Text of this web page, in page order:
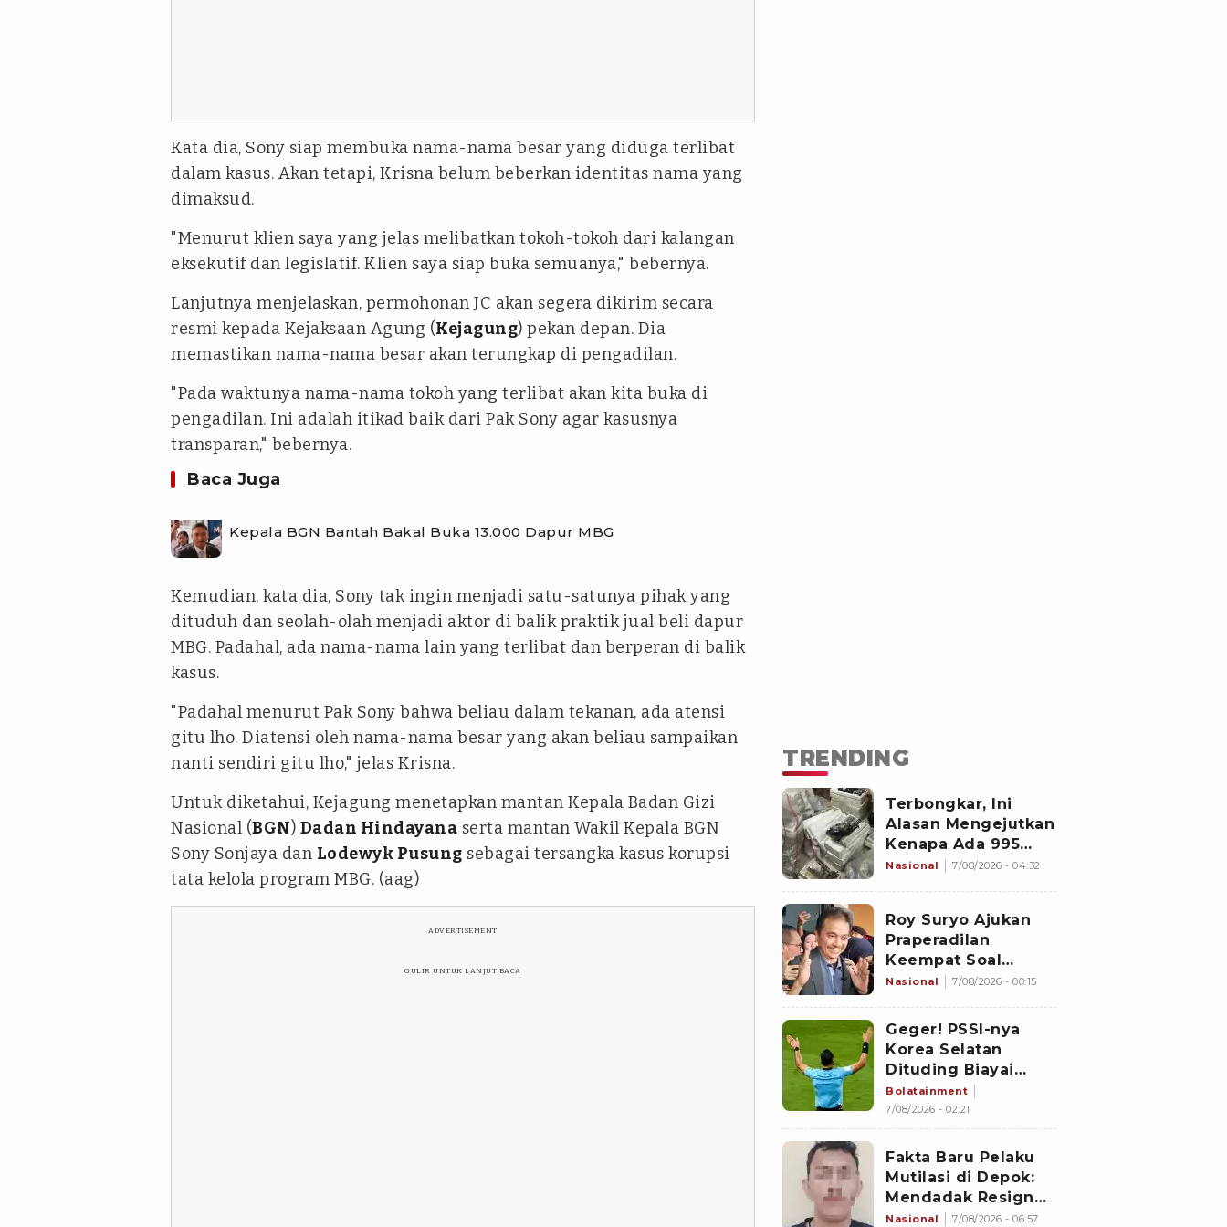
Kata dia, Sony siap membuka nama-nama besar yang diduga terlibat
dalam kasus. Akan tetapi, Krisna belum beberkan identitas nama yang
dimaksud.
"Menurut klien saya yang jelas melibatkan tokoh-tokoh dari kalangan
eksekutif dan legislatif. Klien saya siap buka semuanya," bebernya.
Lanjutnya menjelaskan, permohonan JC akan segera dikirim secara
resmi kepada Kejaksaan Agung (Kejagung) pekan depan. Dia
memastikan nama-nama besar akan terungkap di pengadilan.
"Pada waktunya nama-nama tokoh yang terlibat akan kita buka di
pengadilan. Ini adalah itikad baik dari Pak Sony agar kasusnya
transparan," bebernya.
Baca Juga
Kepala BGN Bantah Bakal Buka 13.000 Dapur MBG
Kemudian, kata dia, Sony tak ingin menjadi satu-satunya pihak yang
dituduh dan seolah-olah menjadi aktor di balik praktik jual beli dapur
MBG. Padahal, ada nama-nama lain yang terlibat dan berperan di balik
kasus.
"Padahal menurut Pak Sony bahwa beliau dalam tekanan, ada atensi
gitu lho. Diatensi oleh nama-nama besar yang akan beliau sampaikan
nanti sendiri gitu lho," jelas Krisna.
Untuk diketahui, Kejagung menetapkan mantan Kepala Badan Gizi
Nasional (BGN) Dadan Hindayana serta mantan Wakil Kepala BGN
Sony Sonjaya dan Lodewyk Pusung sebagai tersangka kasus korupsi
tata kelola program MBG. (aag)
ADVERTISEMENT
GULIR UNTUK LANJUT BACA
TRENDING
Terbongkar, Ini
Alasan Mengejutkan
Kenapa Ada 995
Senjata di Dalam
Nasional 7/08/2026 - 04:32
Roy Suryo Ajukan
Praperadilan
Keempat Soal
Status Cekal
Nasional 7/08/2026 - 00:15
Geger! PSSI-nya
Korea Selatan
Dituding Biayai
Hiburan Seks untuk
Wasit Asing, KFA
Buka Suara
Bolatainment
7/08/2026 - 02:21
Fakta Baru Pelaku
Mutilasi di Depok:
Mendadak Resign
Kerja Goreng Piscok
Nasional 7/08/2026 - 06:57